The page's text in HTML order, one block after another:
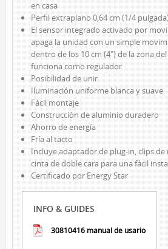
LED DE TRABAJO
NOVEDADES
LÁMPARAS DE LECTURA
LÁMPARAS TÁCTILES
LUCES DE AMBIENTE
ACCESORIOS DE ALIMENTACIÓN
CABLES DE EXTENSIÓN
INTERIOR
EXTERIOR
BARRAS DE ALIMENTACIÓN
MARCAS
en casa
Perfil extraplano 0,64 cm (1/4
El sensor integrado activado por
apaga la unidad con un simple
dentro de los 10 cm (4") de la zona
funciona como regulador
Posibilidad de unir
Iluminación uniforme blanca y suave
Fácil montaje
Construcción de aluminio duradero
Ahorro de energía
Fría al tacto
Incluye adaptador de plug-in, clips
cinta de doble cara para una fácil
Certificado por Energy Star
INFO & GUIDES
30810416 manual de usario